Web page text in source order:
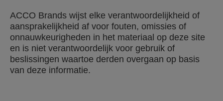
ACCO Brands wijst elke verantwoordelijkheid of
aansprakelijkheid af voor fouten, omissies of
onnauwkeurigheden in het materiaal op deze site
en is niet verantwoordelijk voor gebruik of
beslissingen waartoe derden overgaan op basis
van deze informatie.